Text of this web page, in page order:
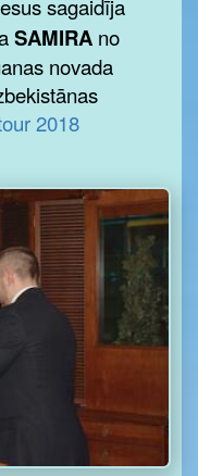
sagaidīja
SAMIRA no
novada
2018